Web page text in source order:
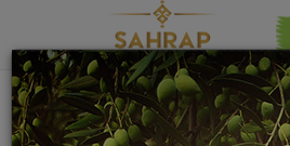
Ana Sayfa Tatlı Tarifleri